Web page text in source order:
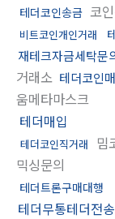
테더코인송금 코
비트코인개인거래
재테크자금세탁문
거래소 테더코인
움메타마스크
테더매입
테더코인직거래 밈
믹싱문의
테더트론구매대행
테더무통테더전